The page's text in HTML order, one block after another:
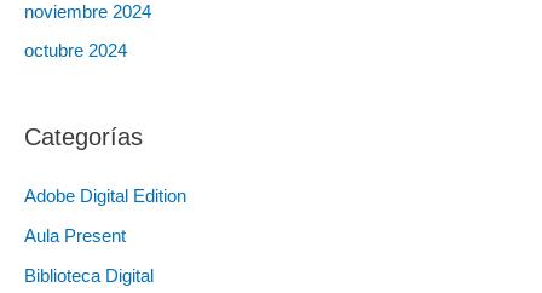
noviembre 2024
octubre 2024
Categorías
Adobe Digital Edition
Aula Present
Biblioteca Digital